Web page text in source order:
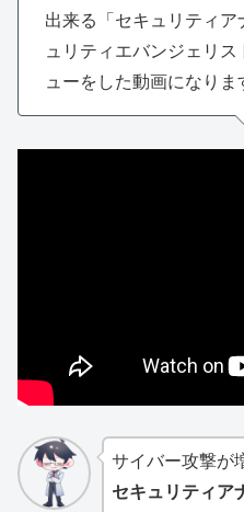
出来る「セキュリティ
ュリティエバンジェリ
ューをした動画になりま
サイバー攻撃が
セキュリティア